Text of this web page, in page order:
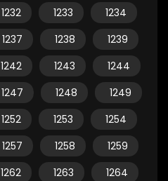
1232 1233
1234
1237 1238
1239
1242 1243
1244
1247 1248
1249
1252 1253
1254
1257 1258
1259
1262 1263
1264